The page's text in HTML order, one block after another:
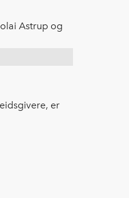
Astrup og
er